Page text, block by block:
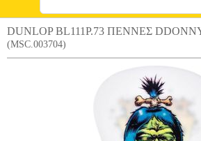
DUNLOP BL111P.73 ΠΕΝΝΕΣ
(MSC.003704)